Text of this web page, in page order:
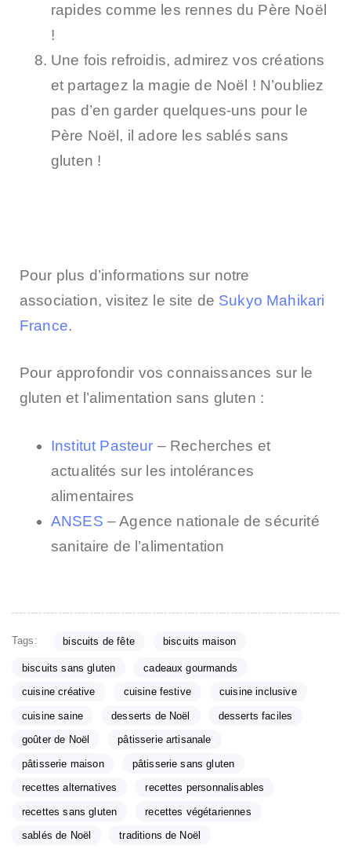
rapides comme les rennes du Père Noël
!
Une fois refroidis, admirez vos créations
et partagez la magie de Noël ! N’oubliez
pas d’en garder quelques-uns pour le
Père Noël, il adore les sablés sans
gluten !
Pour plus d’informations sur notre
association, visitez le site de Sukyo Mahikari
France.
Pour approfondir vos connaissances sur le
gluten et l’alimentation sans gluten :
Institut Pasteur – Recherches et
actualités sur les intolérances
alimentaires
ANSES – Agence nationale de sécurité
sanitaire de l’alimentation
Tags: biscuits de fête biscuits maison
biscuits sans gluten cadeaux gourmands
cuisine créative cuisine festive cuisine inclusive
cuisine saine desserts de Noël desserts faciles
goûter de Noël pâtisserie artisanale
pâtisserie maison pâtisserie sans gluten
recettes alternatives recettes personnalisables
recettes sans gluten recettes végétariennes
sablés de Noël traditions de Noël